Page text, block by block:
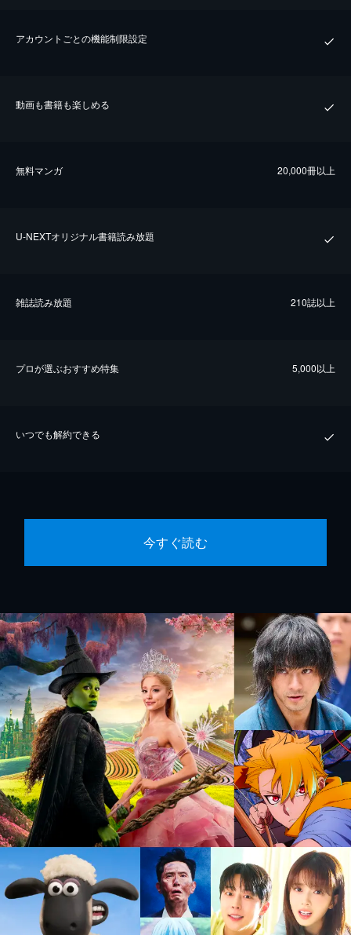
アカウントごとの機能制限設定
動画も書籍も楽しめる
無料マンガ 20,000冊以上
U-NEXTオリジナル書籍読み放題
雑誌読み放題 210誌以上
プロが選ぶおすすめ特集 5,000以上
いつでも解約できる
今すぐ読む